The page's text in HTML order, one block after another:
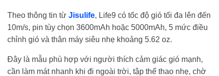
Theo thông tin từ Jisulife, Life9 có tốc độ gió tối đa lên đến
10m/s, pin tùy chọn 3600mAh hoặc 5000mAh, 5 mức điều
chỉnh gió và thân máy siêu nhẹ khoảng 5.62 oz.
Đây là mẫu phù hợp với người thích cảm giác gió mạnh,
cần làm mát nhanh khi đi ngoài trời, tập thể thao nhẹ, chờ